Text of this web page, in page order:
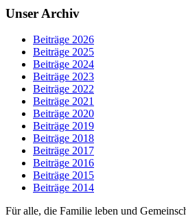
Unser Archiv
Beiträge 2026
Beiträge 2025
Beiträge 2024
Beiträge 2023
Beiträge 2022
Beiträge 2021
Beiträge 2020
Beiträge 2019
Beiträge 2018
Beiträge 2017
Beiträge 2016
Beiträge 2015
Beiträge 2014
Für alle, die Familie leben und